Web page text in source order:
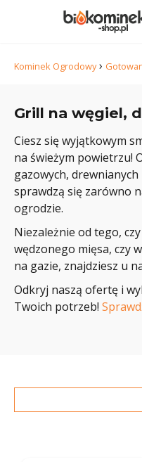
Kominek Ogrodowy›
Grill na węgiel,
Ciesz się wyjątkowym
na świeżym powietrzu!
gazowych,
sprawdzą się zarówno
ogrodzie.
Niezależnie od tego,
wędzonego mięsa, czy
na gazie, znajdziesz u
Odkryj naszą ofertę i
Twoich potrzeb!